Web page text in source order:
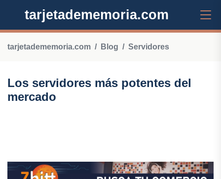
tarjetadememoria.com
tarjetadememoria.com Blog Servidores
Los servidores más potentes del
mercado